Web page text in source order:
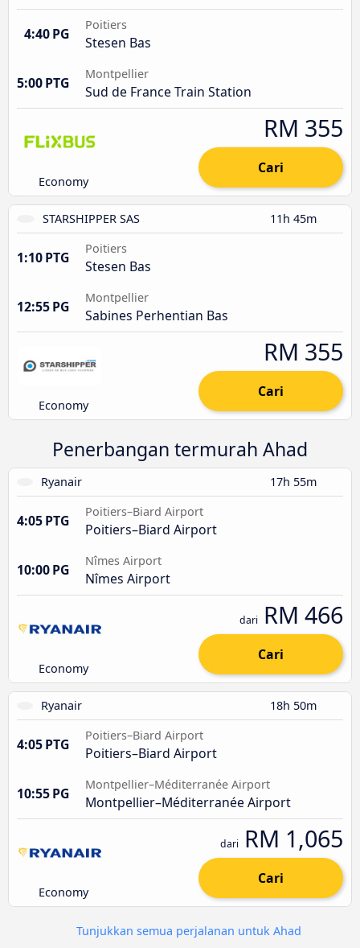
4:40 PG
Poitiers
Stesen Bas
5:00 PTG
Montpellier
Sud de France Train Station
Economy
RM 355
Cari
STARSHIPPER SAS 11h 45m
1:10 PTG
Poitiers
Stesen Bas
12:55 PG
Montpellier
Sabines Perhentian Bas
Economy
RM 355
Cari
Penerbangan termurah Ahad
Ryanair 17h 55m
4:05 PTG
Poitiers–Biard Airport
Poitiers–Biard Airport
10:00 PG
Nîmes Airport
Nîmes Airport
Economy
dari RM 466
Cari
Ryanair 18h 50m
4:05 PTG
Poitiers–Biard Airport
Poitiers–Biard Airport
10:55 PG
Montpellier–Méditerranée Airport
Montpellier–Méditerranée Airport
Economy
dari RM 1,065
Cari
Tunjukkan semua perjalanan untuk Ahad